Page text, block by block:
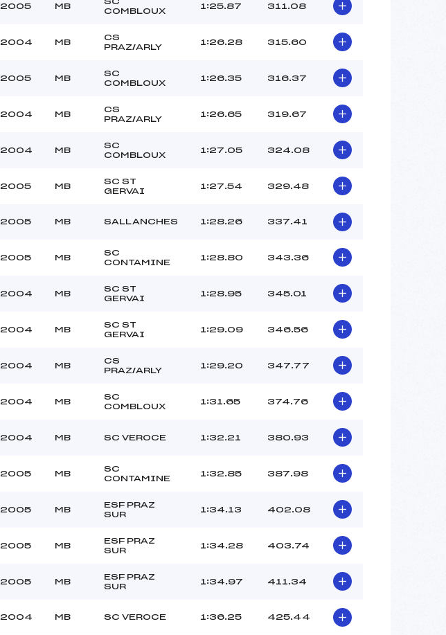
Température départ :
2005 MB
COMBLOUX
1:25.87 311.08
2004 MB
CS
PRAZ/ARLY
1:26.28 315.60
2005 MB
SC
COMBLOUX
1:26.35 316.37
2004 MB
CS
PRAZ/ARLY
1:26.65 319.67
2004 MB
SC
COMBLOUX
1:27.05 324.08
2005 MB
SC ST
GERVAI
1:27.54 329.48
2005 MB SALLANCHES 1:28.26 337.41
2005 MB
SC
CONTAMINE
1:28.80 343.36
2004 MB
SC ST
GERVAI
1:28.95 345.01
2004 MB
SC ST
GERVAI
1:29.09 346.56
2004 MB
CS
PRAZ/ARLY
1:29.20 347.77
2004 MB
SC
COMBLOUX
1:31.65 374.76
2004 MB SC VEROCE 1:32.21 380.93
2005 MB
SC
CONTAMINE
1:32.85 387.98
2005 MB
ESF PRAZ
SUR
1:34.13 402.08
2005 MB
ESF PRAZ
SUR
1:34.28 403.74
2005 MB
ESF PRAZ
SUR
1:34.97 411.34
2004 MB SC VEROCE 1:36.25 425.44